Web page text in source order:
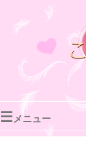
☰ メニュー